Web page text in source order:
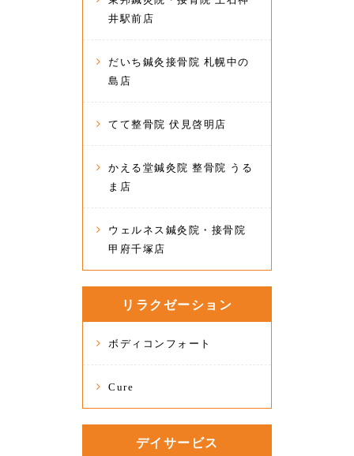
井駅前店
だいち鍼灸接骨院 札幌中の
島店
てて整骨院 伏見啓明店
かえる堂鍼灸院 整骨院 うる
ま店
ウェルネス鍼灸院・接骨院
甲府千塚店
リラクゼーション
ボディコンフォート
Cure
デイサービス